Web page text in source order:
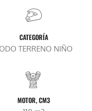
CATEGORÍA
TERRENO NIÑO
MOTOR, CM3